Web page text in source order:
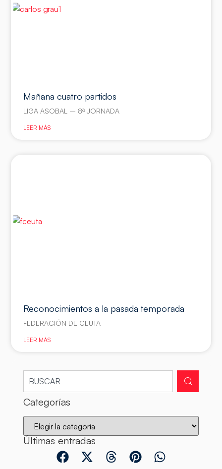
Mañana cuatro partidos
LIGA ASOBAL – 8ª JORNADA
LEER MÁS
Reconocimientos a la pasada temporada
FEDERACIÓN DE CEUTA
LEER MÁS
Categorías
Últimas entradas